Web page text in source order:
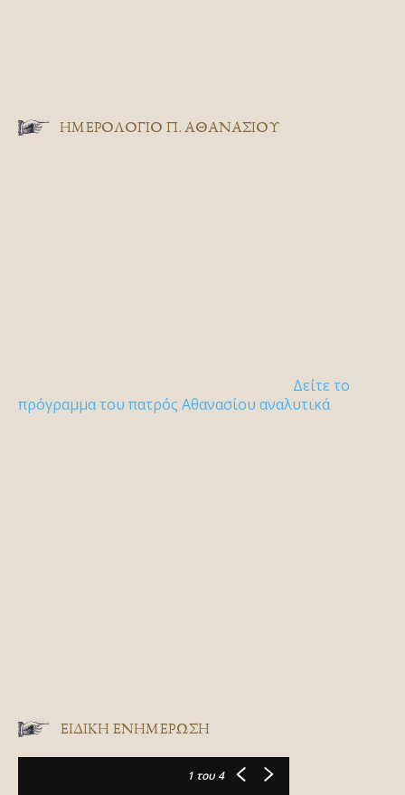
ΗΜΕΡΟΛΟΓΙΟ Π. ΑΘΑΝΑΣΙΟΥ
Δείτε το
πρόγραμμα του πατρός Αθανασίου αναλυτικά
ΕΙΔΙΚΉ ΕΝΗΜΈΡΩΣΗ
1 του 4